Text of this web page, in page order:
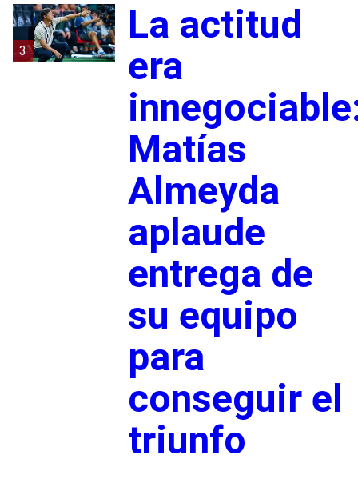
3
La actitud
era
Matías
Almeyda
aplaude
entrega de
su equipo
para
conseguir el
triunfo